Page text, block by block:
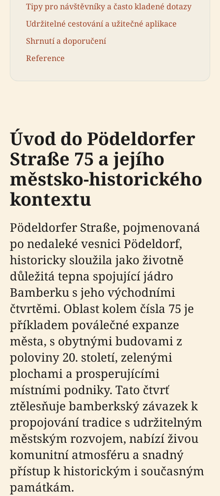
Tipy pro návštěvníky a často kladené dotazy
Udržitelné cestování a užitečné aplikace
Shrnutí a doporučení
Reference
Úvod do Pödeldorfer
Straße 75 a jejího
městsko-historického
kontextu
Pödeldorfer Straße, pojmenovaná
po nedaleké vesnici Pödeldorf,
historicky sloužila jako životně
důležitá tepna spojující jádro
Bamberku s jeho východními
čtvrtěmi. Oblast kolem čísla 75 je
příkladem poválečné expanze
města, s obytnými budovami z
poloviny 20. století, zelenými
plochami a prosperujícími
místními podniky. Tato čtvrť
ztělesňuje bamberkský závazek k
propojování tradice s udržitelným
městským rozvojem, nabízí živou
komunitní atmosféru a snadný
přístup k historickým i současným
památkám.